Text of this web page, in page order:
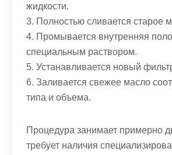
жидкости.
3. Полностью сливается старое
4. Промывается внутренняя
специальным раствором.
5. Устанавливается новый
6. Заливается свежее масло
типа и объема.
Процедура занимает примерно
требует наличия